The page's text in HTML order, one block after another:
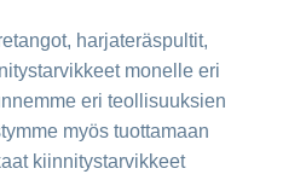
harjateräspultit,
monelle eri
eri teollisuuksien
myös tuottamaan
kiinnitystarvikkeet